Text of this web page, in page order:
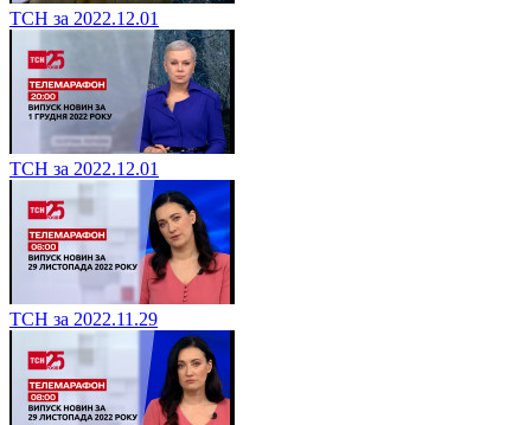
ТСН за 2022.12.01
ТСН за 2022.12.01
ТСН за 2022.11.29